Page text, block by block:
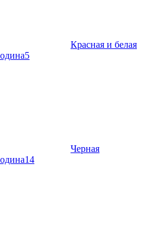
Красная и белая
5
Черная
14